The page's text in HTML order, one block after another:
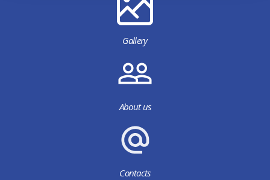
Gallery
About us
Contacts